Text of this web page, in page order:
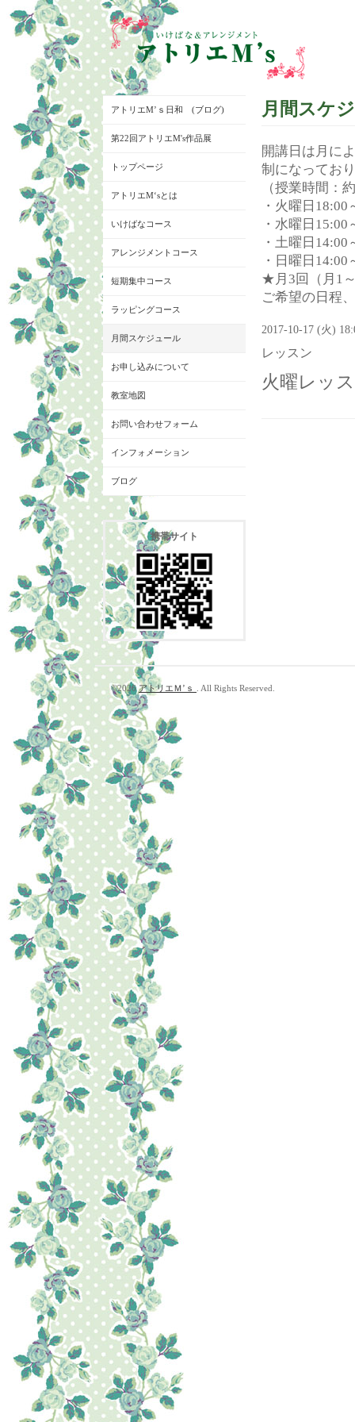
月間スケ
開講日は月に
制になってお
（授業時間：
・火曜日18:00
・水曜日15:00
・土曜日14:00
・日曜日14:00
★月3回（月1
ご希望の日程
2017-10-17 (火)
レッスン
火曜レッ
アトリエM’ｓ日和 (ブログ)
第22回アトリエM's作品展
トップページ
アトリエM‘sとは
いけばなコース
アレンジメントコース
短期集中コース
ラッピングコース
月間スケジュール
お申し込みについて
教室地図
お問い合わせフォーム
インフォメーション
ブログ
携帯サイト
©2026アトリエＭ’ｓ . All Rights Reserved.